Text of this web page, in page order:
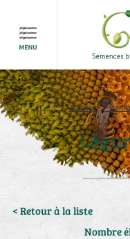
Accueil>
< Retour à la liste
Nombre